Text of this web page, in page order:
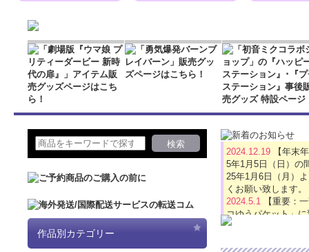
作品別カテゴリー
2024.12.19
【年末
5年1月5日（日）の
25年1月6日（月）
くお願い致します。
2024.5.1
【重要：
コゆうパケット」
2024.4.16